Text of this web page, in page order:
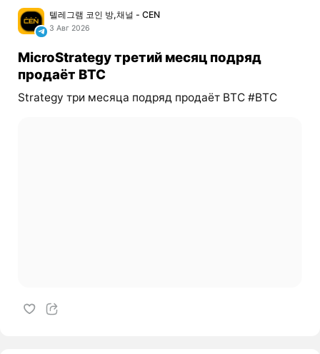
텔레그램 코인 방,채널 - CEN
3 Авг 2026
MicroStrategy третий месяц подряд
продаёт BTC
Strategy три месяца подряд продаёт BTC #BTC